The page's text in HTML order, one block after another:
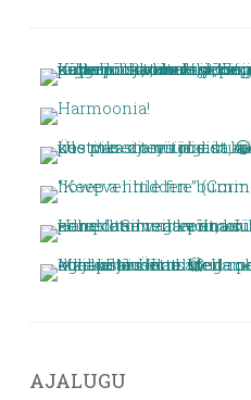
AJALUGU